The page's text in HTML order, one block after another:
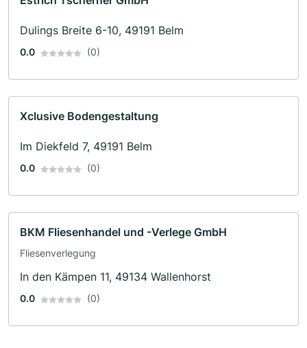
Dulings Breite 6-10, 49191 Belm
0.0 (0)
Xclusive Bodengestaltung
Im Diekfeld 7, 49191 Belm
0.0 (0)
BKM Fliesenhandel und -Verlege GmbH
Fliesenverlegung
In den Kämpen 11, 49134 Wallenhorst
0.0 (0)